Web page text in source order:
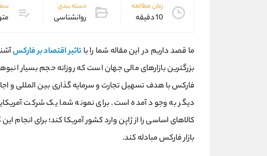
زمان مطالعه
10 دقیقه
دسته بندی
روانشناسی
ما قصد داریم در این مقاله شما را با تاثیر اقتصاد بر فارکس
بزرگترین بازارهای مالی جهان است که روزانه حجم بسیار
فارکس با هدف تسهیل تجارت و سرمایه گذاری بین المللی و
دیگر به وجود آمده است. برای نمونه شما یک شرکت
کالاهای اساسی را از ژاپن وارد کشور آمریکا کند؛ برای انجام
بازار فارکس مبادله کند.